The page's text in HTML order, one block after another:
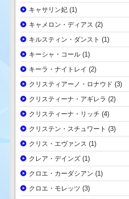
キャサリン妃 (1)
キャメロン・ディアス (2)
キルスティン・ダンスト (1)
キーシャ・コール (1)
キーラ・ナイトレイ (2)
クリスティアーノ・ロナウド (3)
クリスティーナ・アギレラ (2)
クリスティーナ・リッチ (4)
クリステン・スチュワート (3)
クリス・エヴァンス (1)
クレア・デインズ (1)
クロエ・カーダシアン (1)
クロエ・モレッツ (3)